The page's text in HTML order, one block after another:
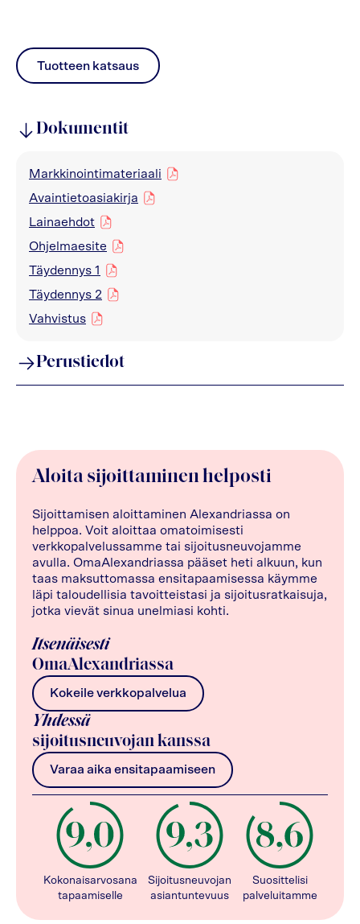
Tuotteen katsaus
pdf
Dokumentit
Markkinointimateriaali
pdf
Avaintietoasiakirja
pdf
Lainaehdot
pdf
Ohjelmaesite
pdf
Täydennys 1
pdf
Täydennys 2
pdf
Vahvistus
pdf
Perustiedot
Aloita sijoittaminen helposti
Sijoittamisen aloittaminen Alexandriassa on
helppoa. Voit aloittaa omatoimisesti
verkkopalvelussamme tai sijoitusneuvojamme
avulla. OmaAlexandriassa pääset heti alkuun, kun
taas maksuttomassa ensitapaamisessa käymme
läpi taloudellisia tavoitteistasi ja sijoitusratkaisuja,
jotka vievät sinua unelmiasi kohti.
Itsenäisesti
OmaAlexandriassa
Kokeile verkkopalvelua
Yhdessä
sijoitusneuvojan kanssa
Varaa aika ensitapaamiseen
Kokonaisarvosana
tapaamiselle
Sijoitusneuvojan
asiantuntevuus
Suosittelisi
palveluitamme